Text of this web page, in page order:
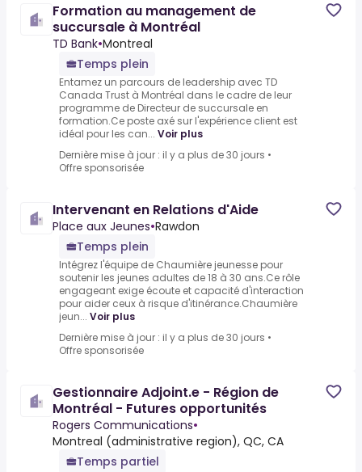
Formation au management de
succursale à Montréal
TD Bank•Montreal
Temps plein
Entamez un parcours de leadership avec TD
Canada Trust à Montréal dans le cadre de leur
programme de Directeur de succursale en
formation.Ce poste axé sur l'expérience client est
idéal pour les can... Voir plus
Dernière mise à jour : il y a plus de 30 jours •
Offre sponsorisée
Intervenant en Relations d'Aide
Place aux Jeunes•Rawdon
Temps plein
Intégrez l'équipe de Chaumière jeunesse pour
soutenir les jeunes adultes de 18 à 30 ans.Ce rôle
engageant exige écoute et capacité d'interaction
pour aider ceux à risque d'itinérance.Chaumière
jeun... Voir plus
Dernière mise à jour : il y a plus de 30 jours •
Offre sponsorisée
Gestionnaire Adjoint.e - Région de
Montréal - Futures opportunités
Rogers Communications•
Montreal (administrative region), QC, CA
Temps partiel